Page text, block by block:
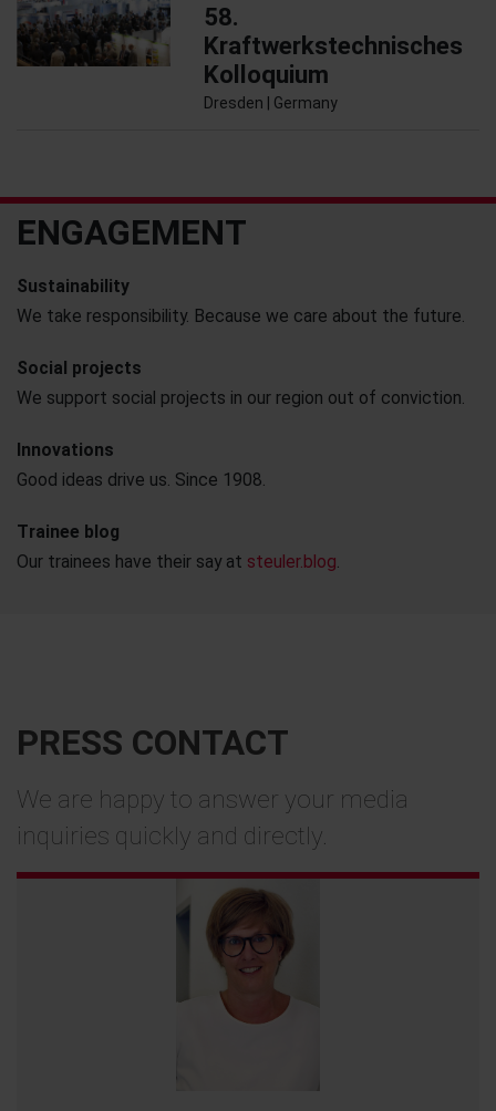
58.
Kraftwerkstechnisches
Kolloquium
Dresden | Germany
ENGAGEMENT
Sustainability
We take responsibility. Because we care about the future.
Social projects
We support social projects in our region out of conviction.
Innovations
Good ideas drive us. Since 1908.
Trainee blog
Our trainees have their say at steuler.blog
PRESS CONTACT
We are happy to answer your media
inquiries quickly and directly.